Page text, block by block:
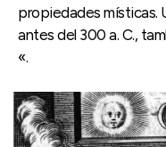
propiedades místicas.
antes del 300 a. C.,
«.